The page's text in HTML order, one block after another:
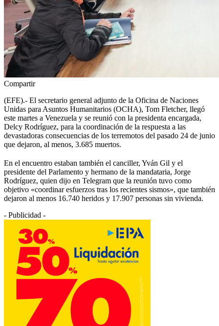
Compartir
(EFE).- El secretario general adjunto de la Oficina de Naciones
Unidas para Asuntos Humanitarios (OCHA), Tom Fletcher, llegó
este martes a Venezuela y se reunió con la presidenta encargada,
Delcy Rodríguez, para la coordinación de la respuesta a las
devastadoras consecuencias de los terremotos del pasado 24 de junio
que dejaron, al menos, 3.685 muertos.
En el encuentro estaban también el canciller, Yván Gil y el
presidente del Parlamento y hermano de la mandataria, Jorge
Rodríguez, quien dijo en Telegram que la reunión tuvo como
objetivo «coordinar esfuerzos tras los recientes sismos», que también
dejaron al menos 16.740 heridos y 17.907 personas sin vivienda.
- Publicidad -